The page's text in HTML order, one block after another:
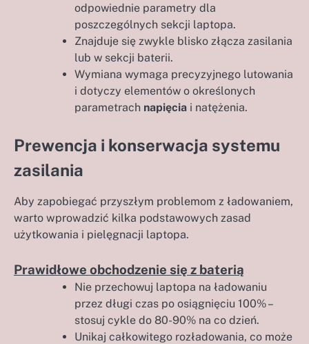
odpowiednie parametry dla
poszczególnych sekcji laptopa.
Znajduje się zwykle blisko złącza zasilania
lub w sekcji baterii.
Wymiana wymaga precyzyjnego lutowania
i dotyczy elementów o określonych
parametrach napięcia i natężenia.
Prewencja i konserwacja systemu
zasilania
Aby zapobiegać przyszłym problemom z ładowaniem,
warto wprowadzić kilka podstawowych zasad
użytkowania i pielęgnacji laptopa.
Prawidłowe obchodzenie się z baterią
Nie przechowuj laptopa na ładowaniu
przez długi czas po osiągnięciu 100% –
stosuj cykle do 80-90% na co dzień.
Unikaj całkowitego rozładowania, co może